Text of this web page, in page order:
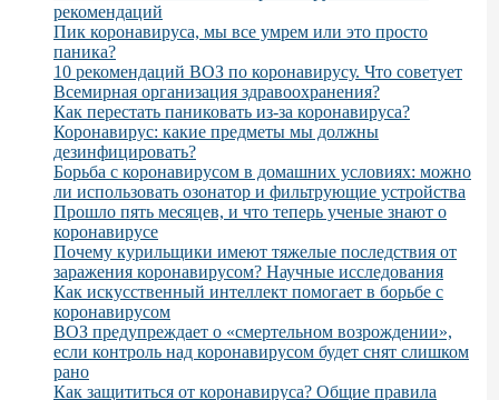
рекомендаций
Пик коронавируса, мы все умрем или это просто
паника?
10 рекомендаций ВОЗ по коронавирусу. Что советует
Всемирная организация здравоохранения?
Как перестать паниковать из-за коронавируса?
Коронавирус: какие предметы мы должны
дезинфицировать?
Борьба с коронавирусом в домашних условиях: можно
ли использовать озонатор и фильтрующие устройства
Прошло пять месяцев, и что теперь ученые знают о
коронавирусе
Почему курильщики имеют тяжелые последствия от
заражения коронавирусом? Научные исследования
Как искусственный интеллект помогает в борьбе с
коронавирусом
ВОЗ предупреждает о «смертельном возрождении»,
если контроль над коронавирусом будет снят слишком
рано
Как защититься от коронавируса? Общие правила